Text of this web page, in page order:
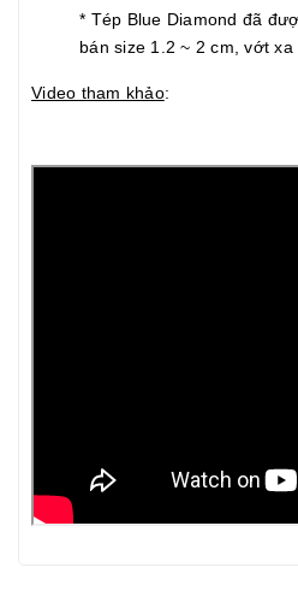
* Tép Blue Diamond đã
bán size 1.2 ~ 2 cm, vớt xa
Video tham khảo: